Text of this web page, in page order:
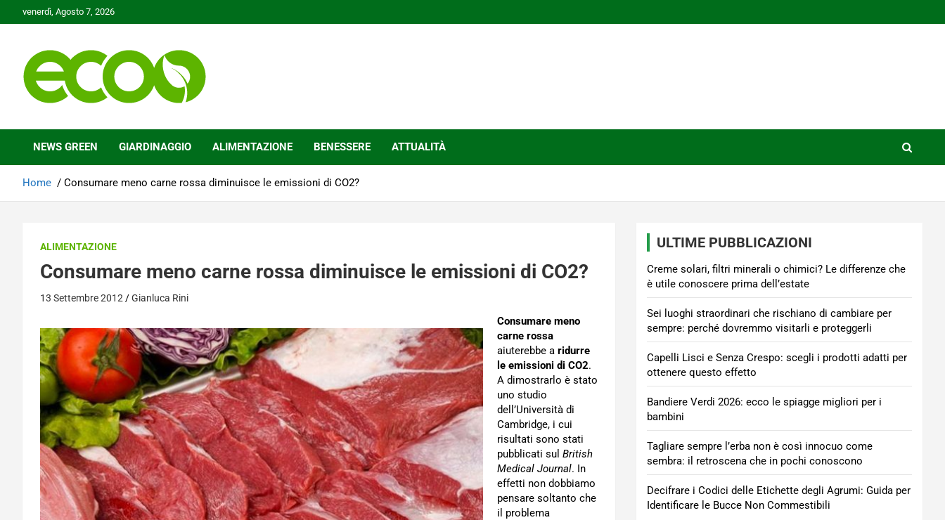
to
venerdì, Agosto 7, 2026
Ecoo.it
NEWS GREEN GIARDINAGGIO ALIMENTAZIONE BENESSERE ATTUALITÀ
Home Consumare meno carne rossa diminuisce le emissioni di CO2?
ALIMENTAZIONE
Consumare meno carne rossa diminuisce le emissioni di CO2?
13 Settembre 2012 Gianluca Rini
Consumare meno
carne rossa
aiuterebbe a ridurre
le emissioni di CO2.
A dimostrarlo è stato
uno studio
dell’Università di
Cambridge, i cui
risultati sono stati
pubblicati sul British
Medical Journal. In
effetti non dobbiamo
pensare soltanto che
il problema
ULTIME PUBBLICAZIONI
Creme solari, filtri minerali o chimici? Le differenze che
è utile conoscere prima dell’estate
Sei luoghi straordinari che rischiano di cambiare per
sempre: perché dovremmo visitarli e proteggerli
Capelli Lisci e Senza Crespo: scegli i prodotti adatti per
ottenere questo effetto
Bandiere Verdi 2026: ecco le spiagge migliori per i
bambini
Tagliare sempre l’erba non è così innocuo come
sembra: il retroscena che in pochi conoscono
Decifrare i Codici delle Etichette degli Agrumi: Guida per
Identificare le Bucce Non Commestibili